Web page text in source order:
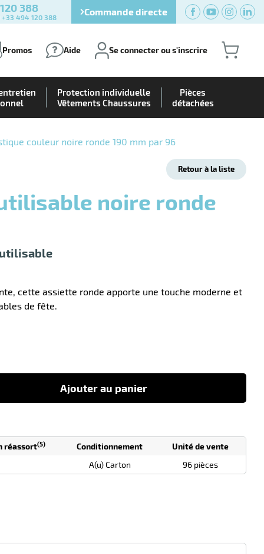
388
494 120 388 Commande directe
Promos Aide Se connecter ou s'inscrire
Protection individuelle
Vêtements Chaussures
Pièces
détachées
couleur noire ronde 190 mm par 96
Retour à la liste
cette assiette ronde apporte une touche moderne et
de fête.
Ajouter au panier
réassort(5) Conditionnement
Unité de vente
A(u) Carton 96 pièces